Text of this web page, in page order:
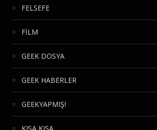
FELSEFE
FİLM
GEEK DOSYA
GEEK HABERLER
GEEKYAPMIŞ!